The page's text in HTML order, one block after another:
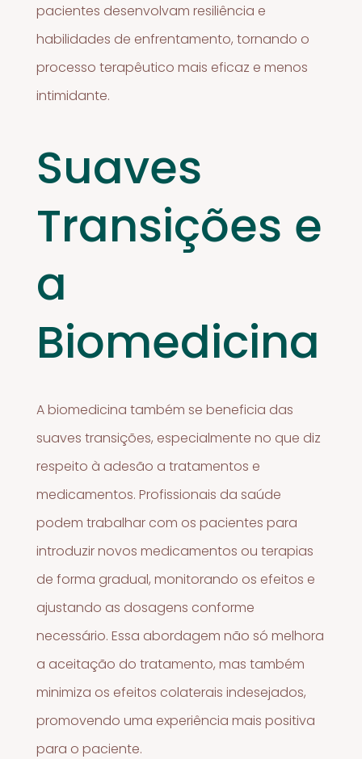
pacientes desenvolvam resiliência e
habilidades de enfrentamento, tornando o
processo terapêutico mais eficaz e menos
intimidante.
Suaves
Transições e
a
Biomedicina
A biomedicina também se beneficia das
suaves transições, especialmente no que diz
respeito à adesão a tratamentos e
medicamentos. Profissionais da saúde
podem trabalhar com os pacientes para
introduzir novos medicamentos ou terapias
de forma gradual, monitorando os efeitos e
ajustando as dosagens conforme
necessário. Essa abordagem não só melhora
a aceitação do tratamento, mas também
minimiza os efeitos colaterais indesejados,
promovendo uma experiência mais positiva
para o paciente.